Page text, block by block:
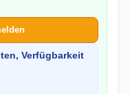
Verfügbarkeit